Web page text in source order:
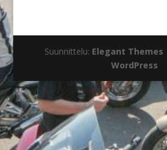
Suunnittelu: Elegant Themes
WordPress